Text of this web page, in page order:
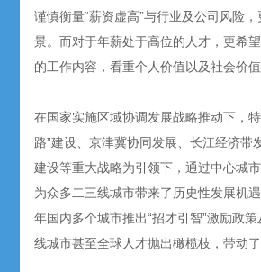
谨慎衡量“薪资虚高”与行业及公司风险
景。而对于年薪处于高位的人才，更希
的工作内容，看重个人价值以及社会价值
在国家实施区域协调发展战略推动下，
路”建设、京津冀协同发展、长江经济带
建设等重大战略为引领下，通过中心城
为众多二三线城市带来了历史性发展机
年国内多个城市推出“招才引智”激励政
线城市甚至全球人才抛出橄榄枝，带动